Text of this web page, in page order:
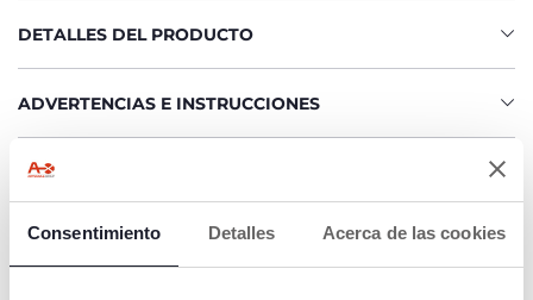
Consentimiento Detalles Acerca de las cookies
DETALLES DEL PRODUCTO
ADVERTENCIAS E INSTRUCCIONES
Buscar una tienda
CARACTERÍSTICAS DEL PRODUCTO